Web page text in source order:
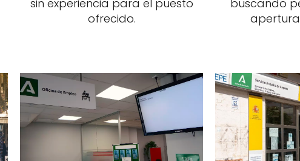
sin experiencia para el puesto
ofrecido.
buscando